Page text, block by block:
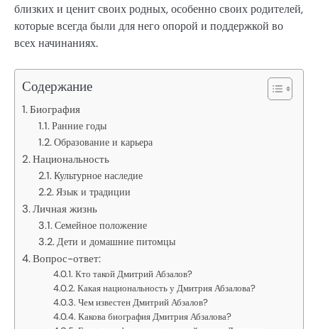
близких и ценит своих родных, особенно своих родителей,
которые всегда были для него опорой и поддержкой во
всех начинаниях.
Содержание
Биография
Ранние годы
Образование и карьера
Национальность
Культурное наследие
Язык и традиции
Личная жизнь
Семейное положение
Дети и домашние питомцы
Вопрос-ответ:
Кто такой Дмитрий Абзалов?
Какая национальность у Дмитрия Абзалова?
Чем известен Дмитрий Абзалов?
Какова биография Дмитрия Абзалова?